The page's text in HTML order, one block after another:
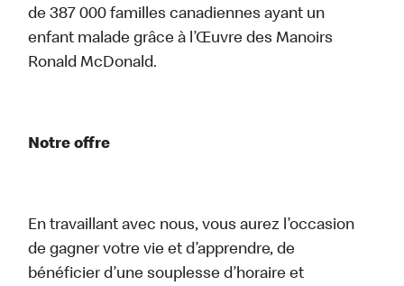
de 387 000 familles canadiennes ayant un
enfant malade grâce à l’Œuvre des Manoirs
Ronald McDonald.
Notre offre
En travaillant avec nous, vous aurez l’occasion
de gagner votre vie et d’apprendre, de
bénéficier d’une souplesse d’horaire et